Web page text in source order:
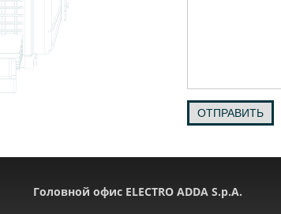
ОТПРАВИТЬ
Головной офис ELECTRO ADDA S.p.A.